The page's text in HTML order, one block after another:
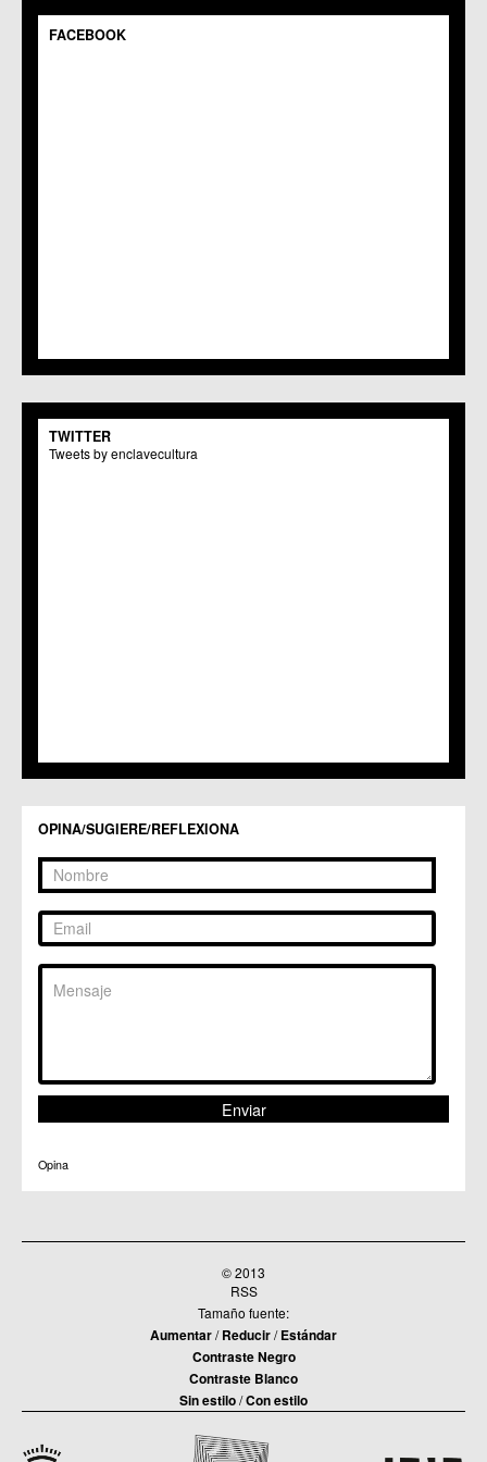
C.M. Gea y Truyols
C.C.S. La Paz
C.M. El Carmen
Centros Culturales
C.C. Puertas de Castilla
C.C. Zarandona
FACEBOOK
TWITTER
Tweets by enclavecultura
OPINA/SUGIERE/REFLEXIONA
Opina
© 2013
RSS
Tamaño fuente:
Aumentar/Reducir/Estándar
Contraste Negro
Contraste Blanco
Sin estilo/Con estilo